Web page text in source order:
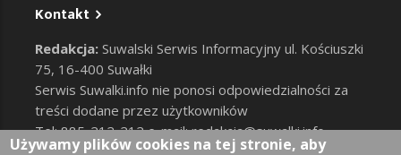
Kontakt
Redakcja: Suwalski Serwis Informacyjny ul. Kościuszki
75, 16-400 Suwałki
Serwis Suwalki.info nie ponosi odpowiedzialności za
treści dodane przez użytkowników
Tel: 885-212-212 e-mail:redakcja@suwalki.info,
Używamy plików cookies na tej stronie, aby